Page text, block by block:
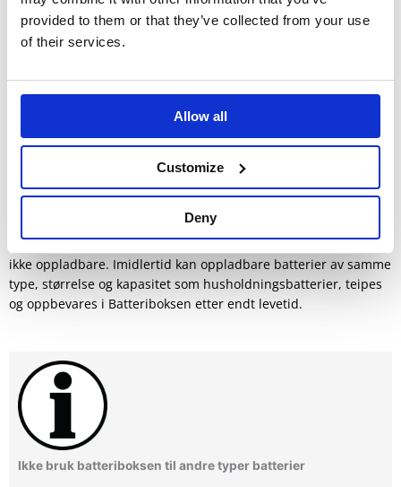
provided to them or that they’ve collected from your use
of their services.
Allow all
Customize
Deny
Hvordan bruke Batteriboksen
husholdningsbatterier trygt i den brannsikre beholderen.
Husholdningsbatterier er også kjent som primærceller og er
ikke oppladbare. Imidlertid kan oppladbare batterier av samme
type, størrelse og kapasitet som husholdningsbatterier, teipes
og oppbevares i Batteriboksen etter endt levetid.
Ikke bruk batteriboksen til andre typer batterier